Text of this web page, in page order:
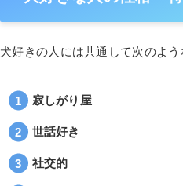
犬好きの人には共通して次のよう
寂しがり屋
世話好き
社交的